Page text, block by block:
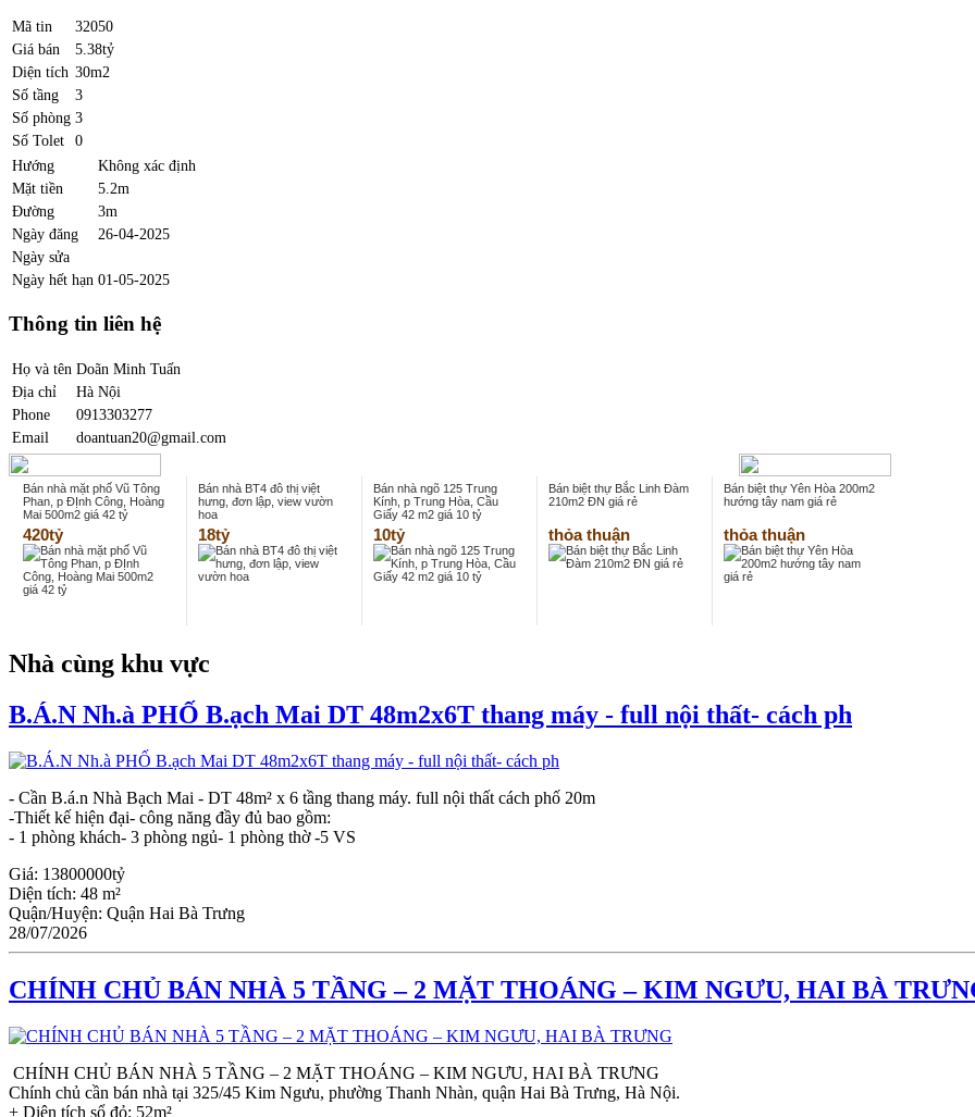
Mã tin
32050
Giá bán
5.38tỷ
Diện tích 30m2
Số tầng
3
Số phòng 3
Số Tolet
0
Hướng
Không xác định
Mặt tiền
5.2m
Đường
3m
Ngày đăng
26-04-2025
Ngày sửa
Ngày hết hạn 01-05-2025
Thông tin liên hệ
Họ và tên Doãn Minh Tuấn
Địa chỉ
Hà Nội
Phone
0913303277
Email
doantuan20@gmail.com
Bán nhà mặt phố Vũ Tông
Phan, p ĐỊnh Công, Hoàng
Mai 500m2 giá 42 tỷ
420tỷ
Bán nhà BT4 đô thị việt
hưng, đơn lập, view vườn
hoa
18tỷ
Bán nhà ngõ 125 Trung
Kính, p Trung Hòa, Cầu
Giấy 42 m2 giá 10 tỷ
10tỷ
Bán biệt thự Bắc Linh Đàm
210m2 ĐN giá rẻ
thỏa thuận
Bán biệt thự Yên Hòa 200m2
hướng tây nam giá rẻ
thỏa thuận
Nhà cùng khu vực
B.Á.N Nh.à PHỐ B.ạch Mai DT 48m2x6T thang máy - full nội thất- cách ph
- Cần B.á.n Nhà Bạch Mai - DT 48m² x 6 tầng thang máy. full nội thất cách phố 20m
-Thiết kế hiện đại- công năng đầy đủ bao gồm:
- 1 phòng khách- 3 phòng ngủ- 1 phòng thờ -5 VS
Giá: 13800000tỷ
Diện tích: 48 m²
Quận/Huyện: Quận Hai Bà Trưng
28/07/2026
CHÍNH CHỦ BÁN NHÀ 5 TẦNG – 2 MẶT THOÁNG – KIM NGƯU, HAI BÀ
CHÍNH CHỦ BÁN NHÀ 5 TẦNG – 2 MẶT THOÁNG – KIM NGƯU, HAI BÀ TRƯNG
Chính chủ cần bán nhà tại 325/45 Kim Ngưu, phường Thanh Nhàn, quận Hai Bà Trưng, Hà Nội.
+ Diện tích sổ đỏ: 52m²